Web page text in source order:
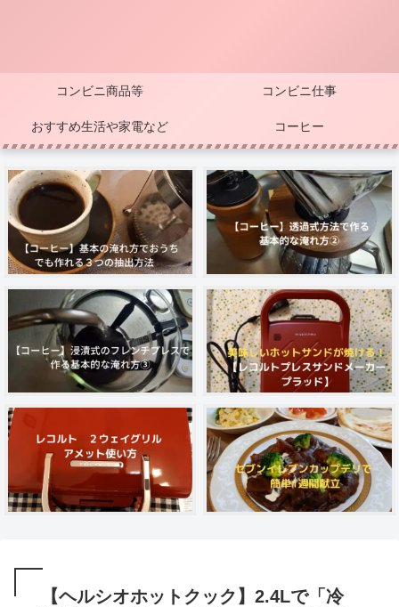
コンビニ商品等 コンビニ仕事
おすすめ生活や家電など コーヒー
【ヘルシオホットクック】2.4Lで「冷